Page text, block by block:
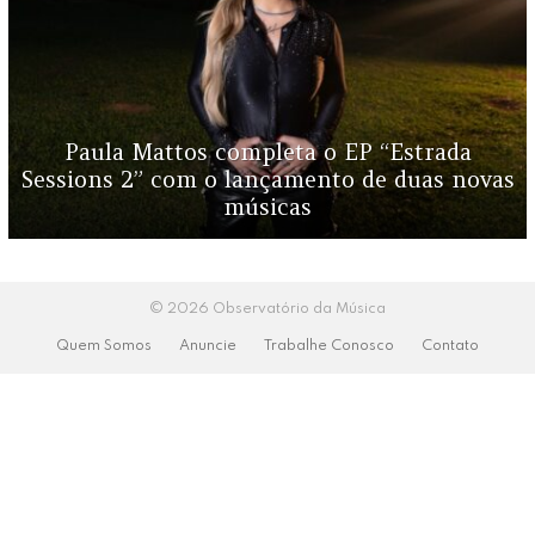
Paula Mattos completa o EP “Estrada
Sessions 2” com o lançamento de duas novas
músicas
© 2026 Observatório da Música
Quem Somos Anuncie Trabalhe Conosco Contato